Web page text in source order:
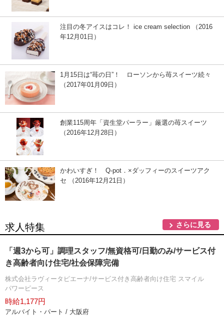
注目の冬アイスはコレ！ ice cream selection （2016
年12月01日）
1月15日は“苺の日”！ ローソンから苺スイーツ続々
（2017年01月09日）
創業115周年「資生堂パーラー」厳選の苺スイーツ
（2016年12月28日）
かわいすぎ！ Q-pot．×ダッフィーのスイーツアク
セ （2016年12月21日）
求人特集 さらに見る
「週3から可」調理スタッフ/無資格可/日勤のみ/サービス付
き高齢者向け住宅/社会保障完備
株式会社ラヴィータピエーナ/サービス付き高齢者向け住宅 スマイル
パワーピース
時給1,177円
アルバイト・パート / 大阪府